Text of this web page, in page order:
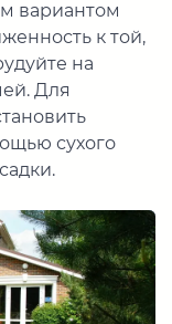
вариантом
к той,
на
Для
сухого